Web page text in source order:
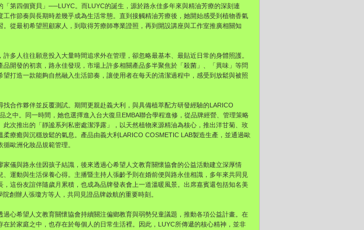
第四個寶貝」──LUYC。而LUYC的誕生，源於路永佳多年來與精油芳療的深刻連
作節奏與長期時差幾乎成為生活常態。直到接觸精油芳療後，她開始感受到植物香氣
從最初希望照顧家人，到取得芳療師專業證照，再到開設講座與工作室推廣相關知
多人往往願意投入大量時間追求外在管理，卻忽略最基本、最貼近日常的身體照護。
開發的初衷，路永佳發現，市場上許多相關產品多半聚焦於「殺菌」、「異味」等問
打造一款能夠自然融入生活節奏，讓使用者在每天的清潔過程中，感受到放鬆與被照
合作夥伴並反覆測試。期間更親赴義大利，與具備植萃配方研發經驗的LARICO
之中。同一時間，她也選擇進入台大復旦EMBA聯合學程進修，從品牌經營、管理策略
次推出的「靜謐系列私密處潔淨露」，以天然植物來源精油為核心，推出洋甘菊、玫
療癒與沉穩放鬆的氣息。產品由義大利LARICO COSMETIC LAB製造生產，並通過歐
歐洲化妝品規範管理。
儀與路永佳因孩子結識，後來透過心希望人文教育關懷協會的公益活動建立深厚情
運動與生活保養心得。主播暨主持人張齡予則在婚前便與路永佳相識，多年來共同見
這份友誼伴隨歲月累積，也成為品牌發表會上一道溫暖風景。出席嘉賓還包括知名美
創辦人張瓊方等人，共同見證品牌啟航的重要時刻。
心希望人文教育關懷協會持續關注偏鄉教育與弱勢兒童議題，推動各項公益計畫。在
於家庭之中，也存在於每個人的日常生活裡。因此，LUYC所傳遞的核心精神，並非